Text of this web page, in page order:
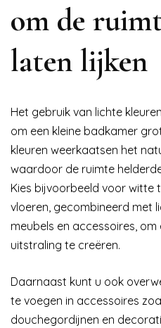
om de
laten lijken
Het gebruik van lichte
om een kleine badkamer
kleuren weerkaatsen het
waardoor de ruimte
Kies bijvoorbeeld voor witte
vloeren, gecombineerd met
meubels en accessoires,
uitstraling te creëren.
Daarnaast kunt u ook
te voegen in accessoires
douchegordijnen en